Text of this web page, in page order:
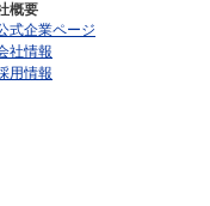
概要
式企業ページ
社情報
用情報